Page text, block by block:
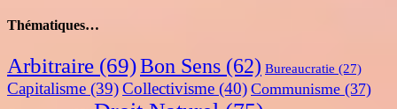
Thématiques…
Arbitraire (69)Bon Sens (62) Bureaucratie (27)
Capitalisme (39)Collectivisme (40) Communisme (37)